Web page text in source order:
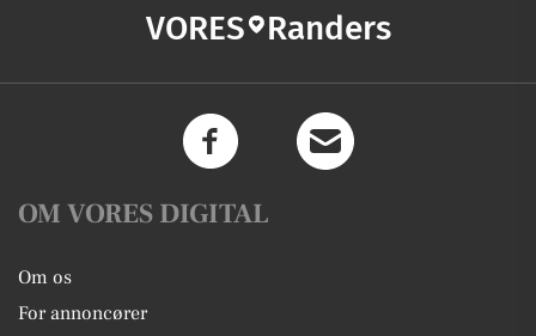
VORES Randers
OM VORES DIGITAL
Om os
For annoncører